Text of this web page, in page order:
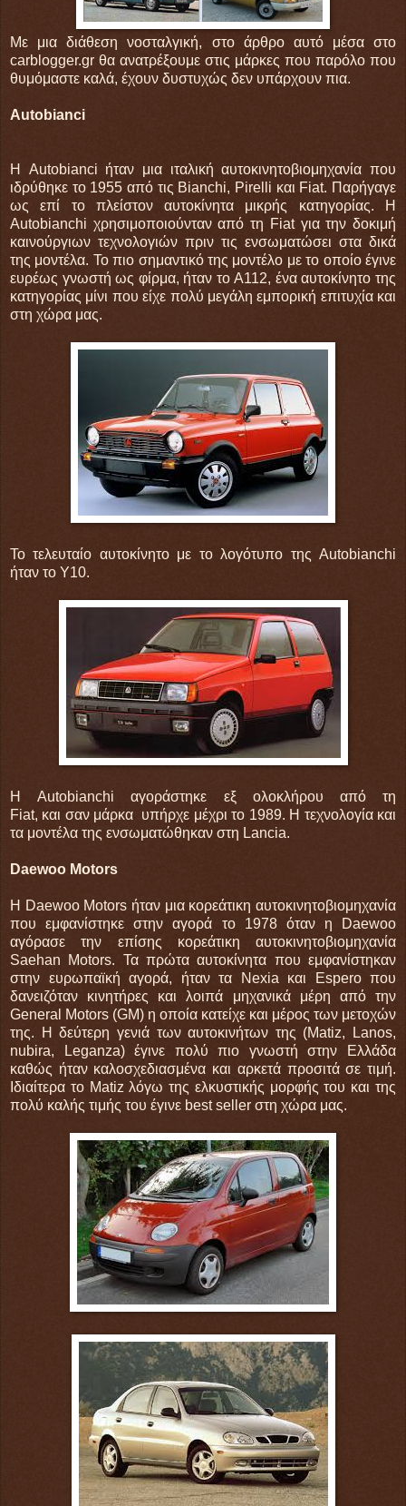
Με μια διάθεση νοσταλγική, στο άρθρο αυτό μέσα στο
carblogger.gr θα ανατρέξουμε στις μάρκες που παρόλο που
θυμόμαστε καλά, έχουν δυστυχώς δεν υπάρχουν πια.
Autobianci
Η Autobianci ήταν μια ιταλική αυτοκινητοβιομηχανία που
ιδρύθηκε το 1955 από τις Bianchi, Pirelli και Fiat. Παρήγαγε
ως επί το πλείστον αυτοκίνητα μικρής κατηγορίας. Η
Autobianchi χρησιμοποιούνταν από τη Fiat για την δοκιμή
καινούργιων τεχνολογιών πριν τις ενσωματώσει στα δικά
της μοντέλα. Το πιο σημαντικό της μοντέλο με το οποίο έγινε
ευρέως γνωστή ως φίρμα, ήταν το A112, ένα αυτοκίνητο της
κατηγορίας μίνι που είχε πολύ μεγάλη εμπορική επιτυχία και
στη χώρα μας.
Το τελευταίο αυτοκίνητο με το λογότυπο της Autobianchi
ήταν το Y10.
Η Autobianchi αγοράστηκε εξ ολοκλήρου από τη
Fiat, και σαν μάρκα υπήρχε μέχρι το 1989. Η τεχνολογία και
τα μοντέλα της ενσωματώθηκαν στη Lancia.
Daewoo Motors
Η Daewoo Motors ήταν μια κορεάτικη αυτοκινητοβιομηχανία
που εμφανίστηκε στην αγορά το 1978 όταν η Daewoo
αγόρασε την επίσης κορεάτικη αυτοκινητοβιομηχανία
Saehan Motors. Τα πρώτα αυτοκίνητα που εμφανίστηκαν
στην ευρωπαϊκή αγορά, ήταν τα Nexia και Espero που
δανειζόταν κινητήρες και λοιπά μηχανικά μέρη από την
General Motors (GM) η οποία κατείχε και μέρος των μετοχών
της. Η δεύτερη γενιά των αυτοκινήτων της (Matiz, Lanos,
nubira, Leganza) έγινε πολύ πιο γνωστή στην Ελλάδα
καθώς ήταν καλοσχεδιασμένα και αρκετά προσιτά σε τιμή.
Ιδιαίτερα το Matiz λόγω της ελκυστικής μορφής του και της
πολύ καλής τιμής του έγινε best seller στη χώρα μας.